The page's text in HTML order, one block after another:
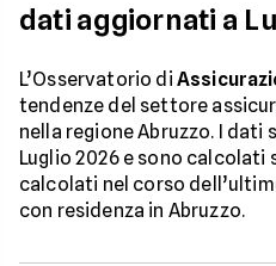
dati aggiornati a
L’Osservatorio di
tendenze del settore
nella regione Abruzzo. I dati
Luglio 2026 e sono calcolati
calcolati nel corso
con residenza in Abruzzo.